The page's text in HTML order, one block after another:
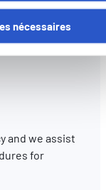
nécessaires au
désactivez des
fonctionnalités ou
en personnalisant
vos choix.
site.
et en
avec les
nécessaires
tailored
and we assist
for